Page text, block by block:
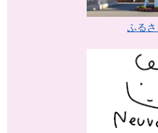
ふる